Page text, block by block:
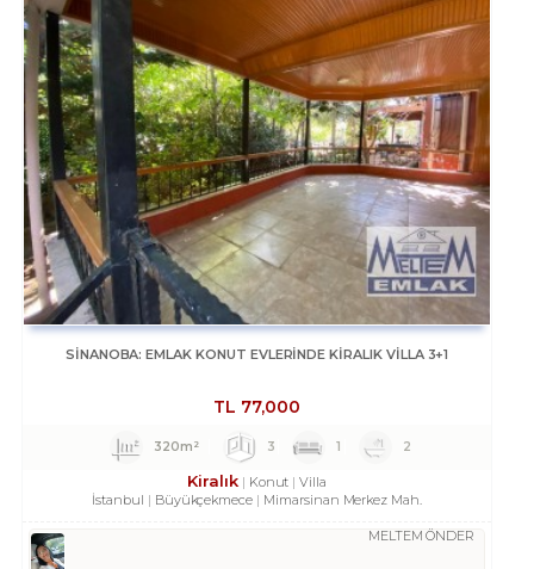
SİNANOBA: EMLAK KONUT EVLERINDE KİRALIK VİLLA 3+1
TL 77,000
320m² 3 1 2
Kiralık Konut
Villa
İstanbul
Büyükçekmece Mimarsinan Merkez Mah.
MELTEM ÖNDER